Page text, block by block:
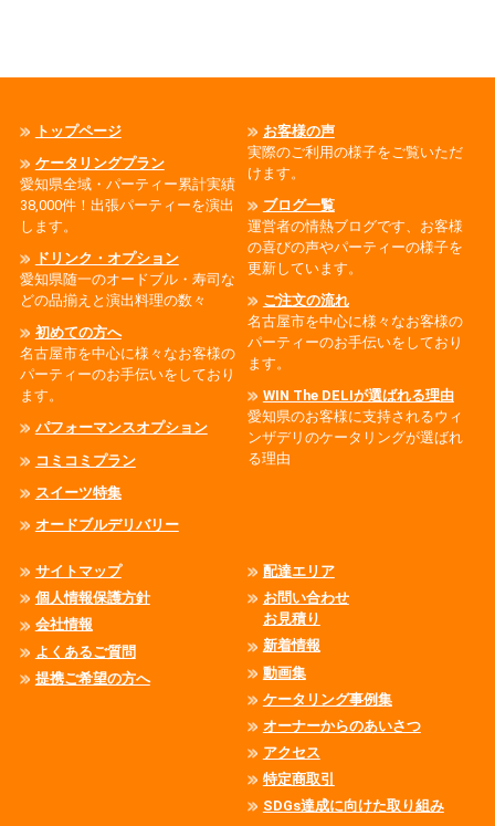
トップページ
ケータリングプラン
愛知県全域・パーティー累計実績
38,000件！出張パーティーを演出
します。
ドリンク・オプション
愛知県随一のオードブル・寿司な
どの品揃えと演出料理の数々
初めての方へ
名古屋市を中心に様々なお客様の
パーティーのお手伝いをしており
ます。
パフォーマンスオプション
コミコミプラン
スイーツ特集
オードブルデリバリー
お客様の声
実際のご利用の様子をご覧いただ
けます。
ブログ一覧
運営者の情熱ブログです、お客様
の喜びの声やパーティーの様子を
更新しています。
ご注文の流れ
名古屋市を中心に様々なお客様の
パーティーのお手伝いをしており
ます。
WIN The DELIが選ばれる理由
愛知県のお客様に支持されるウィ
ンザデリのケータリングが選ばれ
る理由
サイトマップ
個人情報保護方針
会社情報
よくあるご質問
提携ご希望の方へ
配達エリア
お問い合わせ
お見積り
新着情報
動画集
ケータリング事例集
オーナーからのあいさつ
アクセス
特定商取引
SDGs達成に向けた取り組み